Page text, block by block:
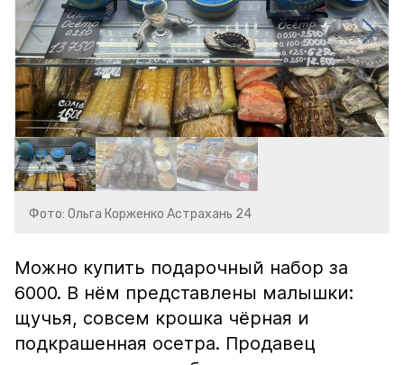
Фото: Ольга Корженко Астрахань 24
Можно купить подарочный набор за
6000. В нём представлены малышки:
щучья, совсем крошка чёрная и
подкрашенная осетра. Продавец